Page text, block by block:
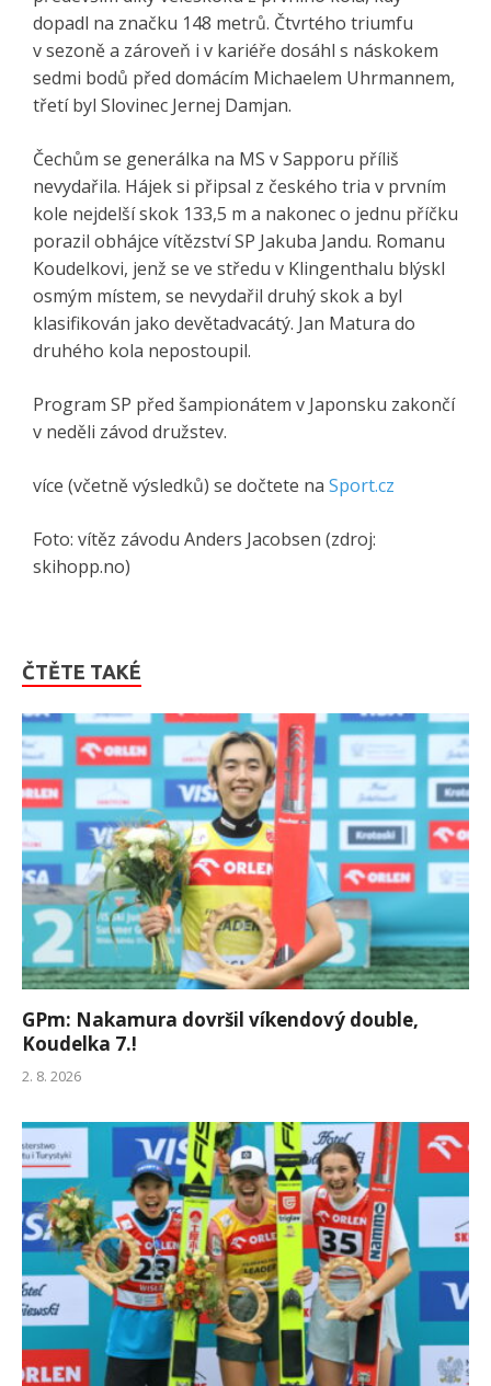
dopadl na značku 148 metrů. Čtvrtého triumfu
v sezoně a zároveň i v kariéře dosáhl s náskokem
sedmi bodů před domácím Michaelem Uhrmannem,
třetí byl Slovinec Jernej Damjan.
Čechům se generálka na MS v Sapporu příliš
nevydařila. Hájek si připsal z českého tria v prvním
kole nejdelší skok 133,5 m a nakonec o jednu příčku
porazil obhájce vítězství SP Jakuba Jandu. Romanu
Koudelkovi, jenž se ve středu v Klingenthalu blýskl
osmým místem, se nevydařil druhý skok a byl
klasifikován jako devětadvacátý. Jan Matura do
druhého kola nepostoupil.
Program SP před šampionátem v Japonsku zakončí
v neděli závod družstev.
více (včetně výsledků) se dočtete na Sport.cz
Foto: vítěz závodu Anders Jacobsen (zdroj:
skihopp.no)
ČTĚTE TAKÉ
GPm: Nakamura dovršil víkendový double,
Koudelka 7.!
2. 8. 2026